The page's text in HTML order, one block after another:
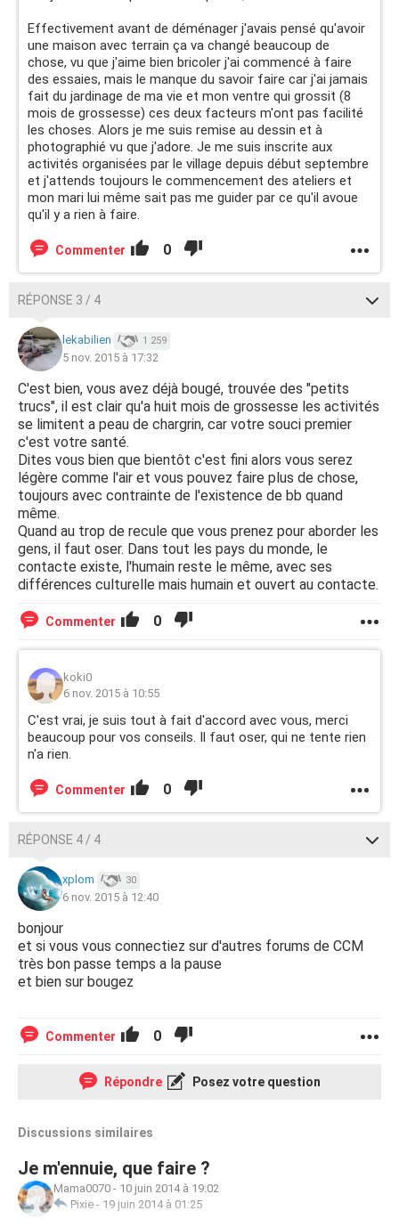
Effectivement avant de déménager j'avais pensé qu'avoir
une maison avec terrain ça va changé beaucoup de
chose, vu que j'aime bien bricoler j'ai commencé à faire
des essaies, mais le manque du savoir faire car j'ai jamais
fait du jardinage de ma vie et mon ventre qui grossit (8
mois de grossesse) ces deux facteurs m'ont pas facilité
les choses. Alors je me suis remise au dessin et à
photographié vu que j'adore. Je me suis inscrite aux
activités organisées par le village depuis début septembre
et j'attends toujours le commencement des ateliers et
mon mari lui même sait pas me guider par ce qu'il avoue
qu'il y a rien à faire.
Commenter 0
RÉPONSE 3 / 4
lekabilien 1 259
5 nov. 2015 à 17:32
C'est bien, vous avez déjà bougé, trouvée des "petits
trucs", il est clair qu'a huit mois de grossesse les activités
se limitent a peau de chargrin, car votre souci premier
c'est votre santé.
Dites vous bien que bientôt c'est fini alors vous serez
légère comme l'air et vous pouvez faire plus de chose,
toujours avec contrainte de l'existence de bb quand
même.
Quand au trop de recule que vous prenez pour aborder les
gens, il faut oser. Dans tout les pays du monde, le
contacte existe, l'humain reste le même, avec ses
différences culturelle mais humain et ouvert au contacte.
Commenter 0
koki0
6 nov. 2015 à 10:55
C'est vrai, je suis tout à fait d'accord avec vous, merci
beaucoup pour vos conseils. Il faut oser, qui ne tente rien
n'a rien.
Commenter 0
RÉPONSE 4 / 4
xplom 30
6 nov. 2015 à 12:40
bonjour
et si vous vous connectiez sur d'autres forums de CCM
très bon passe temps a la pause
et bien sur bougez
Commenter 0
Répondre Posez votre question
Discussions similaires
Je m'ennuie, que faire ?
Mama0070 - 10 juin 2014 à 19:02
Pixie - 19 juin 2014 à 01:25